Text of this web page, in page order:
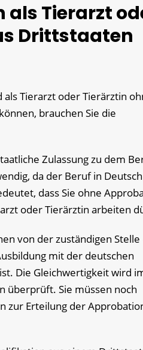
Tierarzt
Drittstaaten
als Tierarzt oder Tierärztin
brauchen Sie die
Zulassung zu dem
da der Beruf in
dass Sie ohne
oder Tierärztin arbeiten
von der zuständigen
mit der deutschen
Die Gleichwertigkeit wird
überprüft. Sie müssen noch
zur Erteilung der